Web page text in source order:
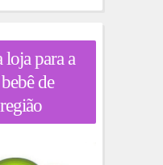
para a
de